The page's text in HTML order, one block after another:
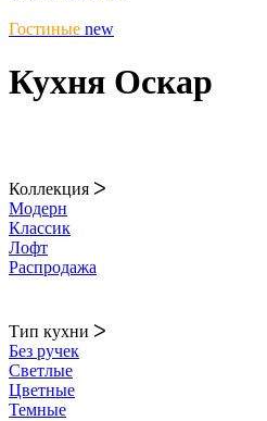
Гостиные new
Кухня Оскар
Коллекция ᐳ
Модерн
Классик
Лофт
Распродажа
Тип кухни ᐳ
Без ручек
Светлые
Цветные
Темные